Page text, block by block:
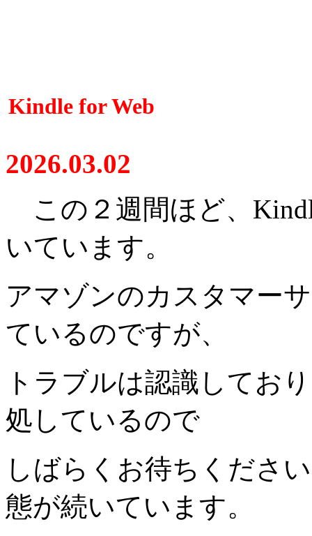
Kindle for Web
2026.03.02
この２週間ほど、
いています。
アマゾンのカスタマー
ているのですが、
トラブルは認識してお
処しているので
しばらくお待ちくださ
態が続いています。